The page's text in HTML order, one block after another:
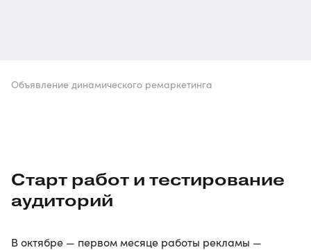
Объявление динамического ремаркетинга
Старт работ и тестирование
аудиторий
В октябре — первом месяце работы рекламы —